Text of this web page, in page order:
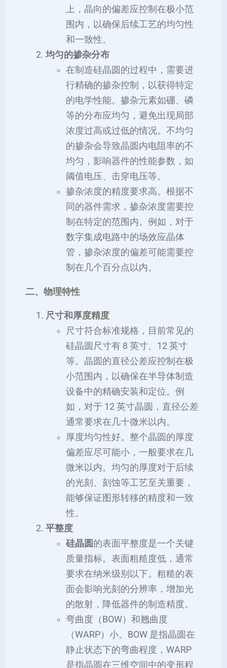
上，晶向的偏差应控制在极小范
围内，以确保后续工艺的均匀性
和一致性。
均匀的掺杂分布
在制造硅晶圆的过程中，需要进
行精确的掺杂控制，以获得特定
的电学性能。掺杂元素如硼、磷
等的分布应均匀，避免出现局部
浓度过高或过低的情况。不均匀
的掺杂会导致晶圆内电阻率的不
均匀，影响器件的性能参数，如
阈值电压、击穿电压等。
掺杂浓度的精度要求高。根据不
同的器件需求，掺杂浓度需要控
制在特定的范围内。例如，对于
数字集成电路中的场效应晶体
管，掺杂浓度的偏差可能需要控
制在几个百分点以内。
二、物理特性
尺寸和厚度精度
尺寸符合标准规格，目前常见的
硅晶圆尺寸有 8 英寸、12 英寸
等。晶圆的直径公差应控制在极
小范围内，以确保在半导体制造
设备中的精确安装和定位。例
如，对于 12 英寸晶圆，直径公差
通常要求在几十微米以内。
厚度均匀性好。整个晶圆的厚度
偏差应尽可能小，一般要求在几
微米以内。均匀的厚度对于后续
的光刻、刻蚀等工艺至关重要，
能够保证图形转移的精度和一致
性。
平整度
硅晶圆 的表面平整度是一个关键
质量指标。表面粗糙度低，通常
要求在纳米级别以下。粗糙的表
面会影响光刻的分辨率，增加光
的散射，降低器件的制造精度。
弯曲度（BOW）和翘曲度
（WARP）小。BOW 是指晶圆在
静止状态下的弯曲程度，WARP
是指晶圆在三维空间中的变形程